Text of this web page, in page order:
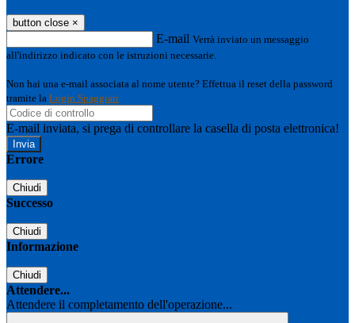
button close ×
E-mail Verrà inviato un messaggio
all'indirizzo indicato con le istruzioni necessarie.
Non hai una e-mail associata al nome utente? Effettua il reset della password
tramite la Login Spaggiari
E-mail inviata, si prega di controllare la casella di posta elettronica!
Errore
Chiudi
Successo
Chiudi
Informazione
Chiudi
Attendere...
Attendere il completamento dell'operazione...